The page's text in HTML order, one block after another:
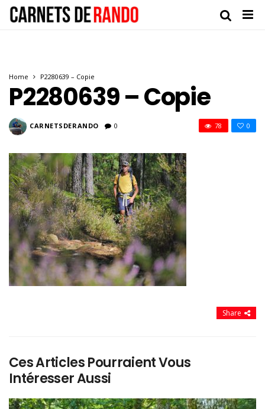
Home P2280639 – Copie
P2280639 – Copie
CARNETSDERANDO 0 0
78
Share
Ces Articles Pourraient Vous
Intéresser Aussi